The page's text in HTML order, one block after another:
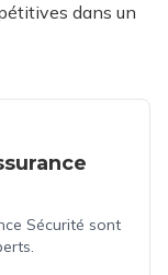
dans un
Sécurité sont